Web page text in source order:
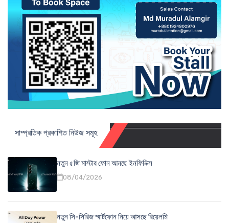
সাম্প্রতিক প্রকাশিত নিউজ সমূহ
নতুন ৫জি মাস্টার ফোন আনছে ইনফিনিক্স
08/04/2026
নতুন সি-সিরিজ স্মার্টফোন নিয়ে আসছে রিয়েলমি